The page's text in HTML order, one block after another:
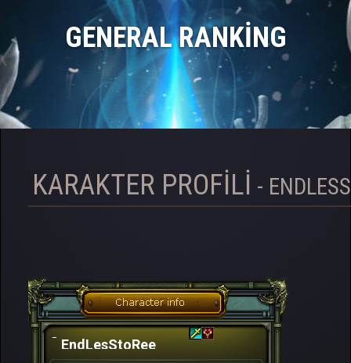
GENERAL RANKING
KARAKTER PROFILI -
EndLesStoRee